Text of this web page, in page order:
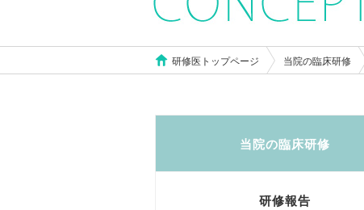
研修医トップページ 当院の臨床研修
当院の臨床研修
研修報告